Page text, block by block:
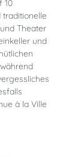
10
Theater
und
à la Ville